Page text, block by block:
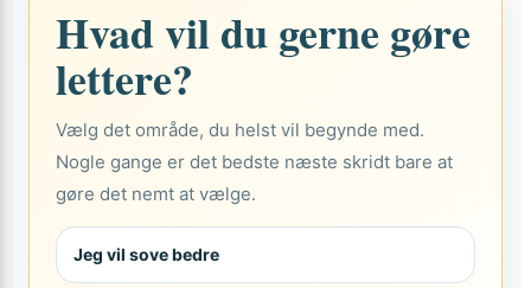
Hvad vil du gerne gøre
lettere?
Vælg det område, du helst vil begynde med.
Nogle gange er det bedste næste skridt bare at
gøre det nemt at vælge.
Jeg vil sove bedre